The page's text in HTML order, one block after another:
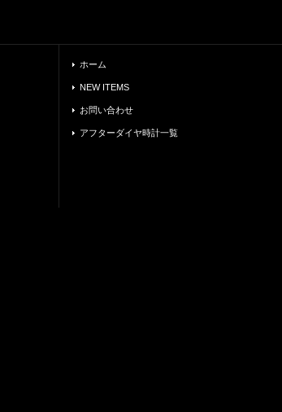
ホーム
NEW ITEMS
お問い合わせ
アフターダイヤ時計一覧